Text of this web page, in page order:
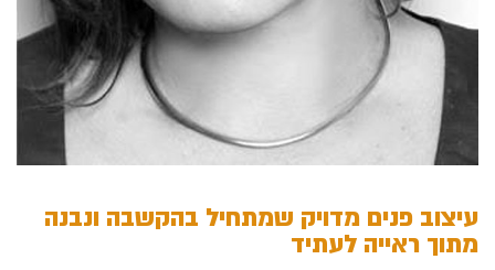
עיצוב פנים מדויק שמתחיל בהקשבה ונבנה
מתוך ראייה לעתיד